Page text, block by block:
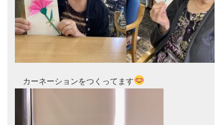
カーネーションをつくってます